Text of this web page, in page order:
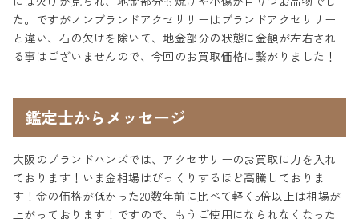
た。ですがノンブランドアクセサリーはブランドアクセサリー
と違い、石の欠けを除いて、地金部分の状態に金額が左右され
る事はございませんので、今回のお買取価格に繋がりました！
鑑定士からメッセージ
大阪のブランドハンズでは、アクセサリーのお買取に力を入れ
ております！いま金相場はびっくりするほど高騰しておりま
す！金の価格が低かった20数年前に比べて軽く5倍以上は相場が
上がっております！ですので、もうご使用になられなくなった